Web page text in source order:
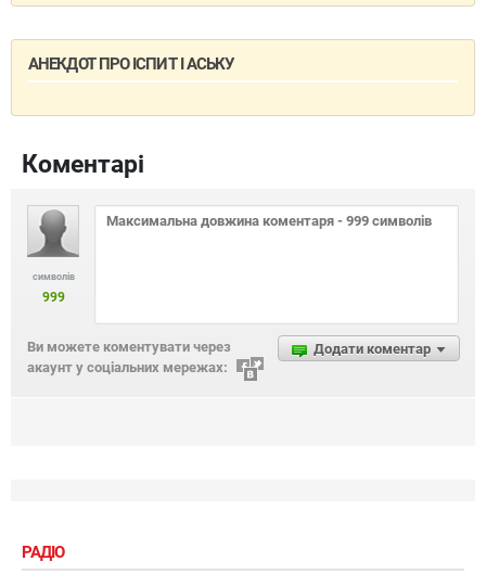
АНЕКДОТ ПРО ІСПИТ І АСЬКУ
Коментарі
символів
999
Додати коментар
Ви можете коментувати через
акаунт у соціальних мережах:
РАДІО